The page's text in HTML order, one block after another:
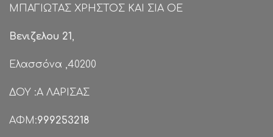
ΜΠΑΓΙΩΤΑΣ ΧΡΗΣΤΟΣ ΚΑΙ ΣΙΑ ΟΕ
Βενιζελου 21,
Ελασσόνα ,40200
ΔΟΥ :Α ΛΑΡΙΣΑΣ
ΑΦΜ:999253218